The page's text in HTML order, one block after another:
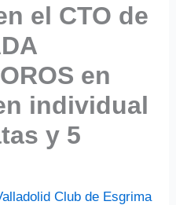
el CTO de
en
individual
y 5
Club de Esgrima